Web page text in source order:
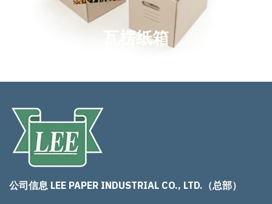
瓦楞纸箱
公司信息 LEE PAPER INDUSTRIAL CO., LTD.（总部）